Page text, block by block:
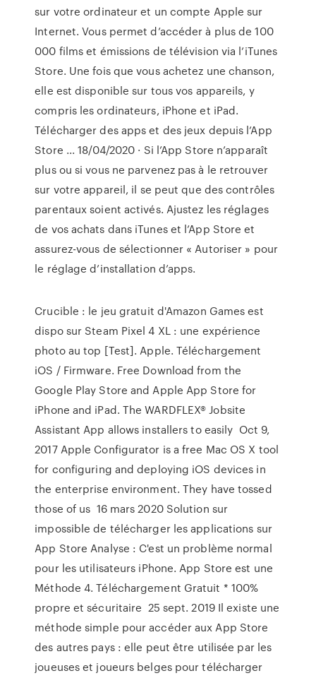
sur votre ordinateur et un compte Apple sur
Internet. Vous permet d’accéder à plus de 100
000 films et émissions de télévision via l’iTunes
Store. Une fois que vous achetez une chanson,
elle est disponible sur tous vos appareils, y
compris les ordinateurs, iPhone et iPad.
Télécharger des apps et des jeux depuis l’App
Store ... 18/04/2020 · Si l’App Store n’apparaît
plus ou si vous ne parvenez pas à le retrouver
sur votre appareil, il se peut que des contrôles
parentaux soient activés. Ajustez les réglages
de vos achats dans iTunes et l’App Store et
assurez-vous de sélectionner « Autoriser » pour
le réglage d’installation d’apps.
Crucible : le jeu gratuit d'Amazon Games est
dispo sur Steam Pixel 4 XL : une expérience
photo au top [Test]. Apple. Téléchargement
iOS / Firmware. Free Download from the
Google Play Store and Apple App Store for
iPhone and iPad. The WARDFLEX® Jobsite
Assistant App allows installers to easily Oct 9,
2017 Apple Configurator is a free Mac OS X tool
for configuring and deploying iOS devices in
the enterprise environment. They have tossed
those of us 16 mars 2020 Solution sur
impossible de télécharger les applications sur
App Store Analyse : C'est un problème normal
pour les utilisateurs iPhone. App Store est une
Méthode 4. Téléchargement Gratuit * 100%
propre et sécuritaire 25 sept. 2019 Il existe une
méthode simple pour accéder aux App Store
des autres pays : elle peut être utilisée par les
joueuses et joueurs belges pour télécharger